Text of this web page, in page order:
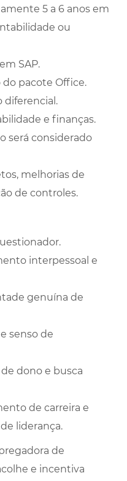
5 a 6 anos em
ou
SAP.
do pacote Office.
diferencial.
e finanças.
será considerado
melhorias de
de controles.
interpessoal e
genuína de
senso de
dono e busca
de carreira e
liderança.
de
e incentiva